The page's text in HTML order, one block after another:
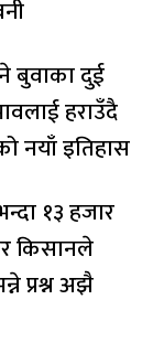
बुवाका दुई
हराउँदै
नयाँ इतिहास
१३ हजार
किसानले
प्रश्न अझै